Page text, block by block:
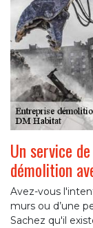
Un service
démolition
Avez-vous
murs ou d’une
Sachez qu'il